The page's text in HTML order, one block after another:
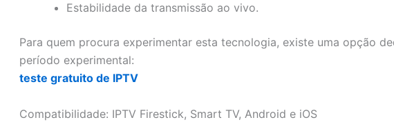
Estabilidade da transmissão ao vivo.
Para quem procura experimentar esta tecnologia, existe uma opção
período experimental:
teste gratuito de IPTV
Compatibilidade: IPTV Firestick, Smart TV, Android e iOS